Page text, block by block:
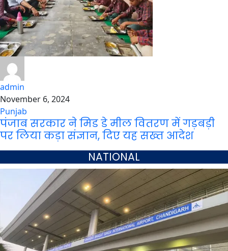
admin
November 6, 2024
Punjab
पंजाब सरकार ने मिड डे मील वितरण में गड़बड़ी
पर लिया कड़ा संज्ञान, दिए यह सख्त आदेश
NATIONAL